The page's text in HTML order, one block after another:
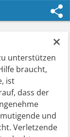
×
unterstützen
braucht,
ist
dass der
und
Verletzende